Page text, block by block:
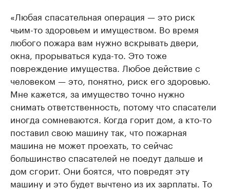
«Любая спасательная операция — это риск
чьим-то здоровьем и имуществом. Во время
любого пожара вам нужно вскрывать двери,
окна, прорываться куда-то. Это тоже
повреждение имущества. Любое действие с
человеком — это, понятно, риск его здоровью.
Мне кажется, за имущество точно нужно
снимать ответственность, потому что спасатели
иногда сомневаются. Когда горит дом, а кто-то
поставил свою машину так, что пожарная
машина не может проехать, то сейчас
большинство спасателей не поедут дальше и
дом сгорит. Они боятся, что повредят эту
машину и это будет вычтено из их зарплаты. То